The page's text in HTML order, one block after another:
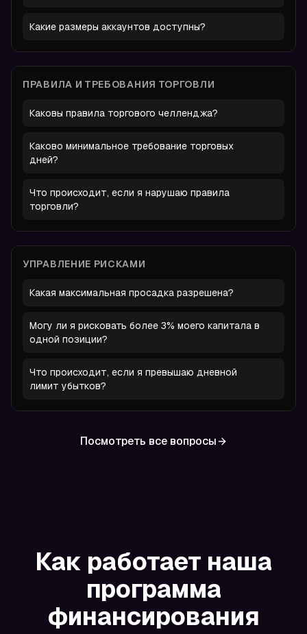
Какие размеры аккаунтов доступны?
ПРАВИЛА И ТРЕБОВАНИЯ ТОРГОВЛИ
Каковы правила торгового челленджа?
Каково минимальное требование торговых
дней?
Что происходит, если я нарушаю правила
торговли?
УПРАВЛЕНИЕ РИСКАМИ
Какая максимальная просадка разрешена?
Могу ли я рисковать более 3% моего капитала в
одной позиции?
Что происходит, если я превышаю дневной
лимит убытков?
Посмотреть все вопросы
Как работает наша
программа
финансирования